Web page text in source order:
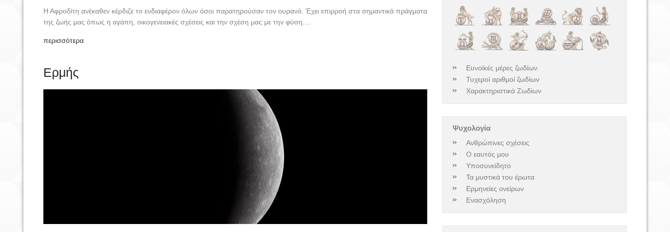
Η Αφροδίτη ανέκαθεν κέρδιζε το ενδιαφέρον όλων όσοι παρατηρούσαν τον ουρανό. Έχει επιρροή στα σημαντικά πράγματα
της ζωής μας όπως η αγάπη, οικογενειακές σχέσεις και την σχέση μας με την φύση....
περισσότερα
Ερμής
Ευνοϊκές μέρες ζωδίων
Τυχεροί αριθμοί ζωδίων
Χαρακτηριστικά Ζωδίων
Ψυχολογία
Ανθρώπινες σχέσεις
Ο εαυτός μου
Υποσυνείδητο
Τα μυστικά του έρωτα
Ερμηνείες ονείρων
Ενασχόληση